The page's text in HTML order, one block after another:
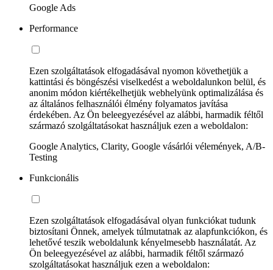
Google Ads
Performance
Ezen szolgáltatások elfogadásával nyomon követhetjük a
kattintási és böngészési viselkedést a weboldalunkon belül, és
anonim módon kiértékelhetjük webhelyünk optimalizálása és
az általános felhasználói élmény folyamatos javítása
érdekében. Az Ön beleegyezésével az alábbi, harmadik féltől
származó szolgáltatásokat használjuk ezen a weboldalon:
Google Analytics, Clarity, Google vásárlói vélemények, A/B-
Testing
Funkcionális
Ezen szolgáltatások elfogadásával olyan funkciókat tudunk
biztosítani Önnek, amelyek túlmutatnak az alapfunkciókon, és
lehetővé teszik weboldalunk kényelmesebb használatát. Az
Ön beleegyezésével az alábbi, harmadik féltől származó
szolgáltatásokat használjuk ezen a weboldalon: